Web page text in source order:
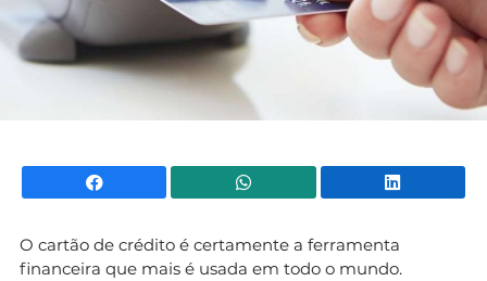
Facebook WhatsApp
O cartão de crédito é certamente a ferramenta
financeira que mais é usada em todo o mundo.